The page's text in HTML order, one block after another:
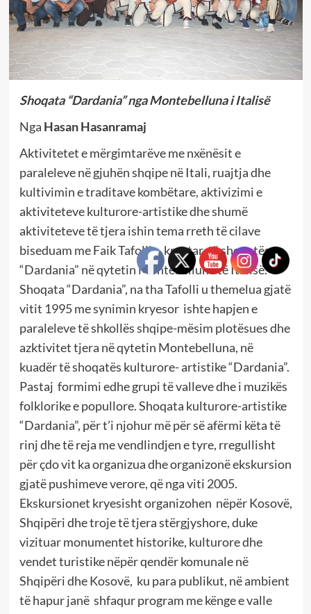
Shoqata “Dardania” nga Montebelluna i Italisë
Nga Hasan Hasanramaj
Aktivitetet e mërgimtarëve me nxënësit e
paraleleve në gjuhën shqipe në Itali, ruajtja dhe
kultivimin e traditave kombëtare, aktivizimi e
aktiviteteve kulturore-artistike dhe shumë
aktiviteteve të tjera ishin tema rreth të cilave
biseduam me Faik Tafollin, kryetar të shoqatës
“Dardania” në qytetin Montebelluna të Italisë.
Shoqata “Dardania”, na tha Tafolli u themelua gjatë
vitit 1995 me synimin kryesor ishte hapjen e
paraleleve të shkollës shqipe-mësim plotësues dhe
azktivitet tjera në qytetin Montebelluna, në
kuadër të shoqatës kulturore- artistike “Dardania”.
Pastaj formimi edhe grupi të valleve dhe i muzikës
folklorike e popullore. Shoqata kulturore-artistike
“Dardania”, për t’i njohur më për së afërmi këta të
rinj dhe të reja me vendlindjen e tyre, rregullisht
për çdo vit ka organizua dhe organizonë ekskursion
gjatë pushimeve verore, që nga viti 2005.
Ekskursionet kryesisht organizohen nëpër Kosovë,
Shqipëri dhe troje të tjera stërgjyshore, duke
vizituar monumentet historike, kulturore dhe
vendet turistike nëpër qendër komunale në
Shqipëri dhe Kosovë, ku para publikut, në ambient
të hapur janë shfaqur program me kënge e valle